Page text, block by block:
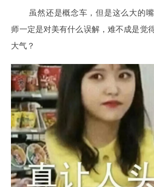
虽然还是概念车，但是这么大的
师一定是对美有什么误解，难不成是觉
大气？